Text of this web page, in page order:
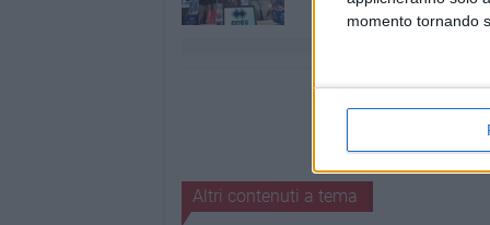
momento tornando
Altri contenuti a tema